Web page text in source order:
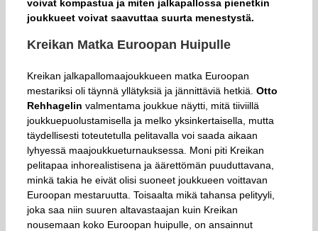
voivat kompastua ja miten jalkapallossa pienetkin
joukkueet voivat saavuttaa suurta menestystä.
Kreikan Matka Euroopan Huipulle
Kreikan jalkapallomaajoukkueen matka Euroopan
mestariksi oli täynnä yllätyksiä ja jännittäviä hetkiä. Otto
Rehhagelin valmentama joukkue näytti, mitä tiiviillä
joukkuepuolustamisella ja melko yksinkertaisella, mutta
täydellisesti toteutetulla pelitavalla voi saada aikaan
lyhyessä maajoukkueturnauksessa. Moni piti Kreikan
pelitapaa inhorealistisena ja äärettömän puuduttavana,
minkä takia he eivät olisi suoneet joukkueen voittavan
Euroopan mestaruutta. Toisaalta mikä tahansa pelityyli,
joka saa niin suuren altavastaajan kuin Kreikan
nousemaan koko Euroopan huipulle, on ansainnut